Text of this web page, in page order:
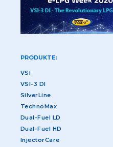
PRODUKTE:
VSI
VSI-3 DI
SilverLine
TechnoMax
Dual-Fuel LD
Dual-Fuel HD
InjectorCare